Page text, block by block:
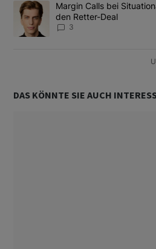
Ein Trendartikel mit dem Titel
Margin Calls bei
den Retter-Deal
3
DAS KÖNNTE SIE AUCH